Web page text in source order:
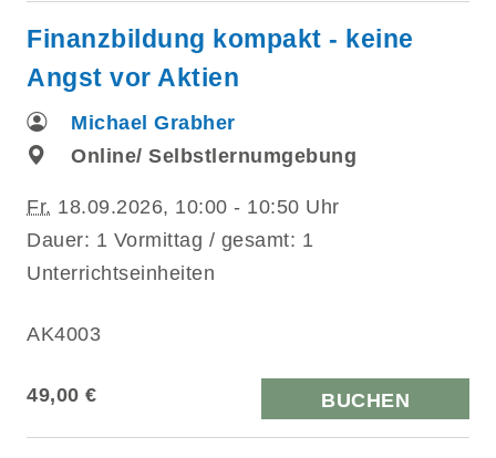
Finanzbildung kompakt - keine
Angst vor Aktien
Michael Grabher
Online/ Selbstlernumgebung
Fr. 18.09.2026, 10:00 - 10:50 Uhr
Dauer: 1 Vormittag / gesamt: 1
Unterrichtseinheiten
AK4003
49,00 € BUCHEN